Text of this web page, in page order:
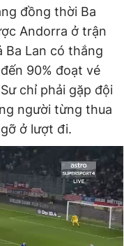
đồng thời Ba
Andorra ở trận
Ba Lan có thắng
90% đoạt vé
chỉ phải gặp đội
người từng thua
ở lượt đi.